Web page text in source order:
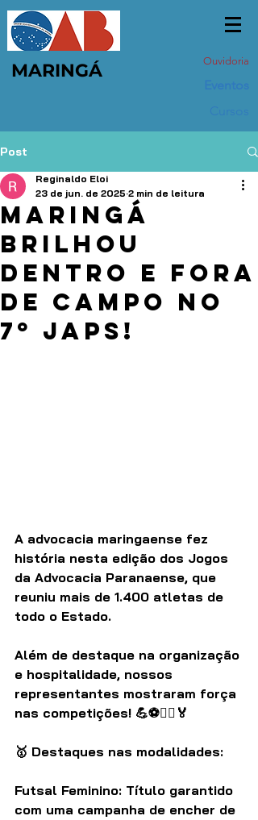
MARINGÁ Ouvidoria
Post
Maringá
brilhou
dentro e fora
de campo no
7º JAPs!
Reginaldo Eloi
23 de jun. de 2025 2 min de leitura
A advocacia maringaense fez
história nesta edição dos Jogos
da Advocacia Paranaense, que
reuniu mais de 1.400 atletas de
todo o Estado.
Além de destaque na organização
e hospitalidade, nossos
representantes mostraram força
nas competições! 💪⚽🏃‍♂️🏅
🥇 Destaques nas modalidades:
Futsal Feminino: Título garantido
com uma campanha de encher de